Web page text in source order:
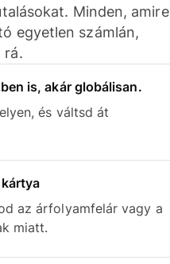
Minden, amire
egyetlen számlán,
rá.
is, akár globálisan.
és váltsd át
az árfolyamfelár vagy a
miatt.